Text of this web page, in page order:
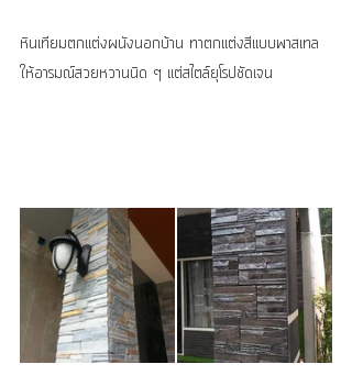
หินเทียมตกแต่งผนังนอกบ้าน ทาตกแต่งสีแบบพาสเทล
ให้อารมณ์สวยหวานนิด ๆ แต่สไตล์ยุโรปชัดเจน